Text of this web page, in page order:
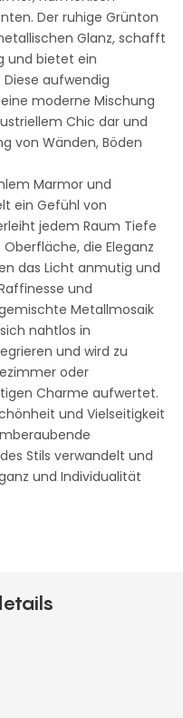
Der ruhige Grünton
Glanz, schafft
und bietet ein
aufwendig
moderne Mischung
Chic dar und
von Wänden, Böden
Marmor und
ein Gefühl von
jedem Raum Tiefe
die Eleganz
das Licht anmutig und
und
Metallmosaik
nahtlos in
und wird zu
oder
Charme aufwertet.
und Vielseitigkeit
Stils verwandelt und
und Individualität